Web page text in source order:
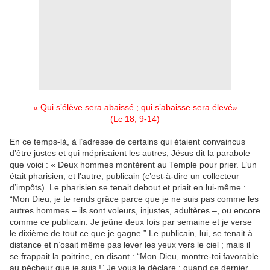
« Qui s’élève sera abaissé ; qui s’abaisse sera élevé»
(Lc 18, 9-14)
En ce temps-là, à l’adresse de certains qui étaient convaincus
d’être justes et qui méprisaient les autres, Jésus dit la parabole
que voici : « Deux hommes montèrent au Temple pour prier. L’un
était pharisien, et l’autre, publicain (c’est-à-dire un collecteur
d’impôts). Le pharisien se tenait debout et priait en lui-même :
“Mon Dieu, je te rends grâce parce que je ne suis pas comme les
autres hommes – ils sont voleurs, injustes, adultères –, ou encore
comme ce publicain. Je jeûne deux fois par semaine et je verse
le dixième de tout ce que je gagne.” Le publicain, lui, se tenait à
distance et n’osait même pas lever les yeux vers le ciel ; mais il
se frappait la poitrine, en disant : “Mon Dieu, montre-toi favorable
au pécheur que je suis !” Je vous le déclare : quand ce dernier